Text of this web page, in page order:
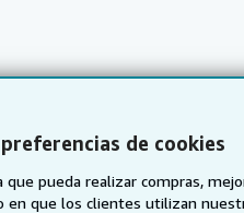
de cookies
que pueda realizar compras,
en que los clientes utilizan